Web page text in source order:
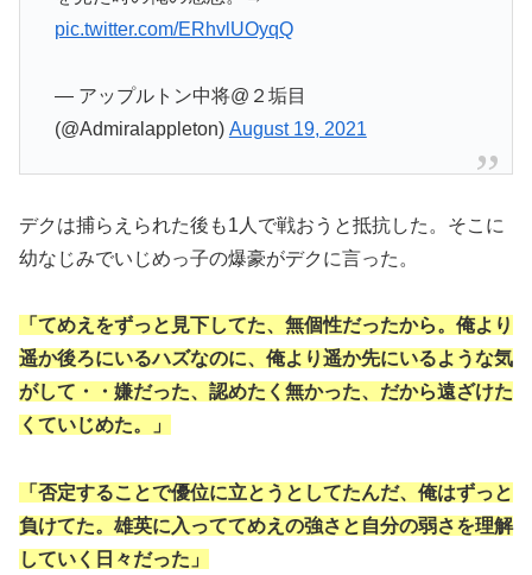
pic.twitter.com/ERhvlUOyqQ
— アップルトン中将@２垢目
(@Admiralappleton) August 19, 2021
デクは捕らえられた後も1人で戦おうと抵抗した。そこに
幼なじみでいじめっ子の爆豪がデクに言った。
「てめえをずっと見下してた、無個性だったから。俺より
遥か後ろにいるハズなのに、俺より遥か先にいるような気
がして・・嫌だった、認めたく無かった、だから遠ざけた
くていじめた。」
「否定することで優位に立とうとしてたんだ、俺はずっと
負けてた。雄英に入っててめえの強さと自分の弱さを理解
していく日々だった」